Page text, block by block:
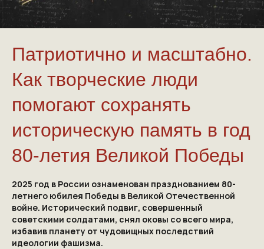
Патриотично и масштабно.
Как творческие люди
помогают сохранять
историческую память в год
80-летия Великой Победы
2025 год в России ознаменован празднованием 80-
летнего юбилея Победы в Великой Отечественной
войне. Исторический подвиг, совершенный
советскими солдатами, снял оковы со всего мира,
избавив планету от чудовищных последствий
идеологии фашизма.